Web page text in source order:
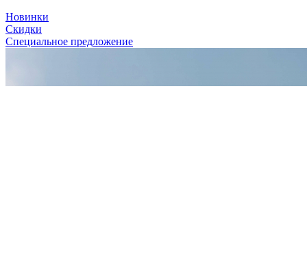
Новинки
Скидки
Специальное предложение